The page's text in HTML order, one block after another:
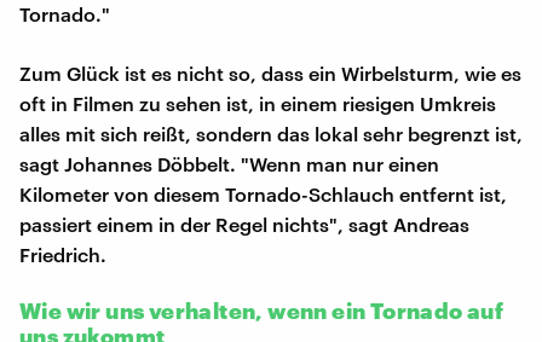
Tornado."
Zum Glück ist es nicht so, dass ein Wirbelsturm, wie es
oft in Filmen zu sehen ist, in einem riesigen Umkreis
alles mit sich reißt, sondern das lokal sehr begrenzt ist,
sagt Johannes Döbbelt. "Wenn man nur einen
Kilometer von diesem Tornado-Schlauch entfernt ist,
passiert einem in der Regel nichts", sagt Andreas
Friedrich.
Wie wir uns verhalten, wenn ein Tornado auf
uns zukommt